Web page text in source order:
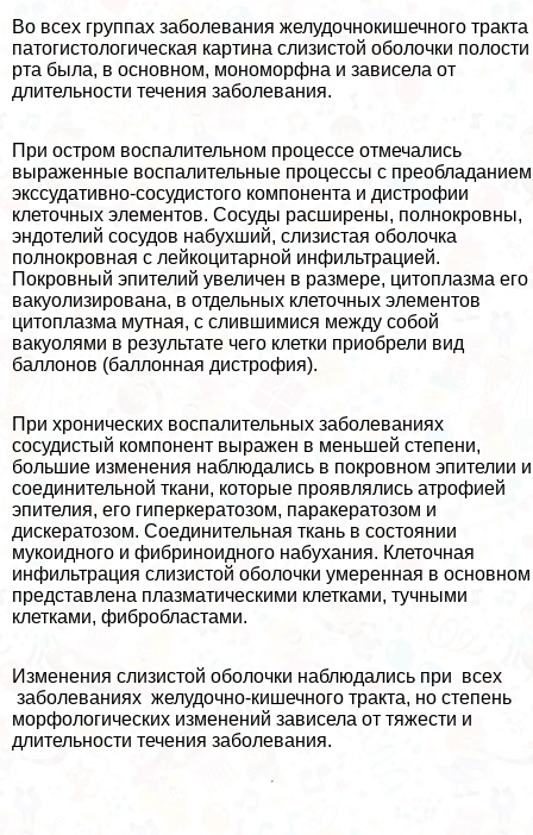
Во всех группах заболевания желудочнокишечного тpaкта
патогистологическая картина слизистой оболочки полости
рта была, в основном, мономорфна и зависела от
длительности течения заболевания.
При остром воспалительном процессе отмечались
выраженные воспалительные процессы с преобладанием
экссудативно-сосудистого компонента и дистрофии
клеточных элементов. Сосуды расширены, полнокровны,
эндотелий сосудов набухший, слизистая оболочка
полнокровная с лейкоцитарной инфильтрацией.
Покровный эпителий увеличен в размере, цитоплазма его
вакуолизирована, в отдельных клеточных элементов
цитоплазма мутная, с слившимися между собой
вакуолями в результате чего клетки приобрели вид
баллонов (баллонная дистрофия).
При хронических воспалительных заболеваниях
сосудистый компонент выражен в меньшей степени,
большие изменения наблюдались в покровном эпителии и
соединительной ткани, которые проявлялись атрофией
эпителия, его гиперкератозом, паpaкератозом и
дискератозом. Соединительная ткань в состоянии
мукоидного и фибриноидного набухания. Клеточная
инфильтрация слизистой оболочки умеренная в основном
представлена плазматическими клетками, тучными
клетками, фибробластами.
Изменения слизистой оболочки наблюдались при всех
заболеваниях желудочно-кишечного тpaкта, но степень
морфологических изменений зависела от тяжести и
длительности течения заболевания.